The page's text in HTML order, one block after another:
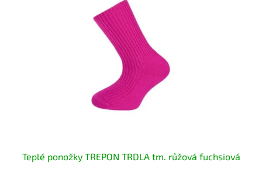
Teplé ponožky TREPON TRDLA tm. růžová fuchsiová